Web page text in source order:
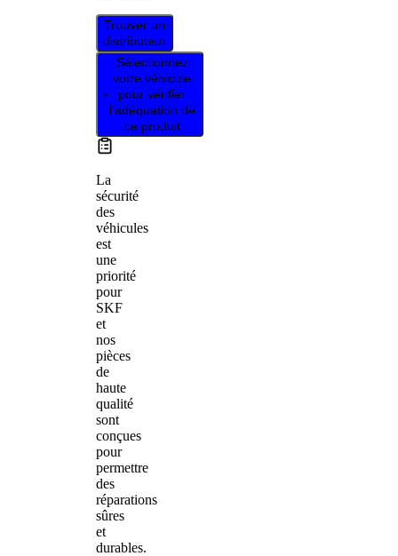
Trouver un
distributeur
Sélectionnez
votre véhicule
pour vérifier
l’adéquation de
ce produit
La
sécurité
des
véhicules
est
une
priorité
pour
SKF
et
nos
pièces
de
haute
qualité
sont
conçues
pour
permettre
des
réparations
sûres
et
durables.